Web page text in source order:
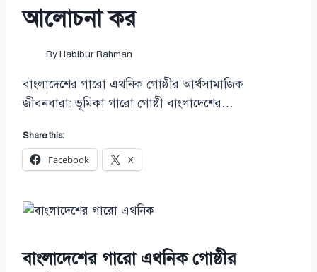
আলোচনা কর
ByHabibur Rahman
বাংলাদেশের গারো এথনিক গোষ্ঠীর আর্থসামাজিক
জীবনধারা: ভূমিকা গারো গোষ্ঠী বাংলাদেশের…
Share this:
Facebook X
বাংলাদেশের গারো এথনিক গোষ্ঠীর